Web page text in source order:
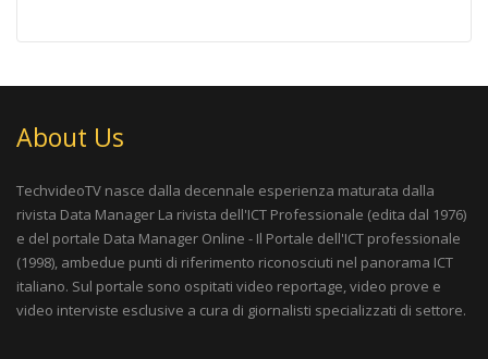
About Us
TechvideoTV nasce dalla decennale esperienza maturata dalla
rivista Data Manager La rivista dell'ICT Professionale (edita dal 1976)
e del portale Data Manager Online - Il Portale dell'ICT professionale
(1998), ambedue punti di riferimento riconosciuti nel panorama ICT
italiano. Sul portale sono ospitati video reportage, video prove e
video interviste esclusive a cura di giornalisti specializzati di settore.